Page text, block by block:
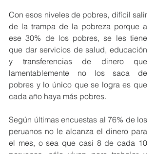
Con esos niveles de pobres, difícil salir
de la trampa de la pobreza porque a
ese 30% de los pobres, se les tiene
que dar servicios de salud, educación
y transferencias de dinero que
lamentablemente no los saca de
pobres y lo único que se logra es que
cada año haya más pobres.
Según últimas encuestas al 76% de los
peruanos no le alcanza el dinero para
el mes, o sea que casi 8 de cada 10